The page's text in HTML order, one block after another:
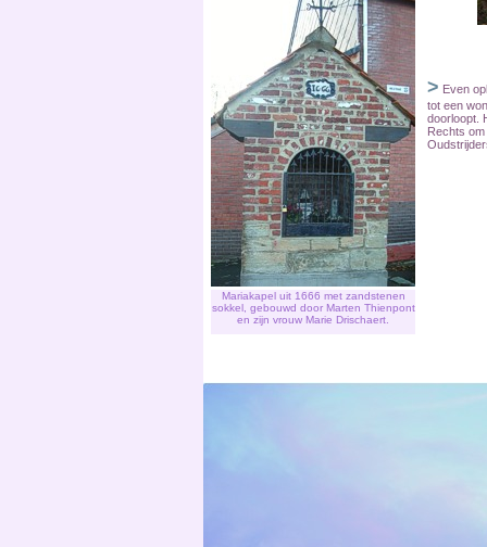
Mariakapel uit 1666 met zandstenen
sokkel, gebouwd door Marten Thienpont
en zijn vrouw Marie Drischaert.
> Even
tot een
doorloopt.
Rechts